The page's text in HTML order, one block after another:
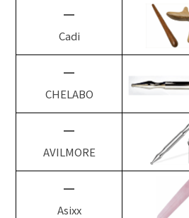
━
Cadi
━
CHELABO
━
AVILMORE
━
Asixx